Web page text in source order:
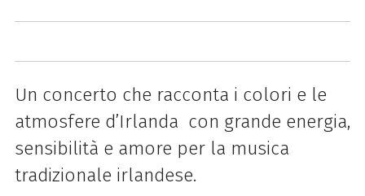
Un concerto che racconta i colori e le
atmosfere d’Irlanda con grande energia,
sensibilità e amore per la musica
tradizionale irlandese.